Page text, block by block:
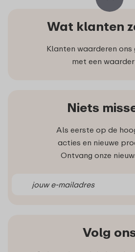
Wat klanten
Klanten waarderen ons
met een
Niets
Als eerste op de
acties en nieuwe
Ontvang onze
Volg